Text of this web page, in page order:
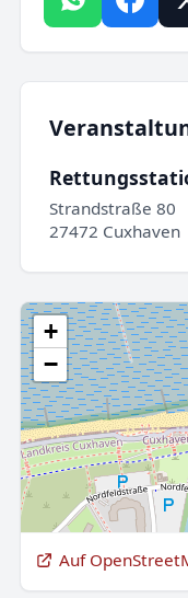
Strandstraße 80
27472 Cuxhaven
+
−
Auf